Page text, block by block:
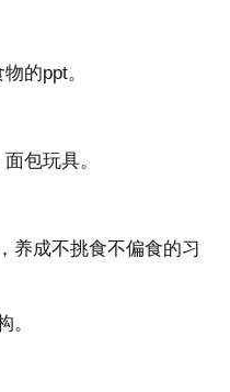
的ppt。
包玩具。
养成不挑食不偏食的习
。